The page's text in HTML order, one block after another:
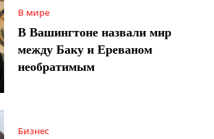
В мире
В Вашингтоне назвали мир
между Баку и Ереваном
необратимым
Бизнес